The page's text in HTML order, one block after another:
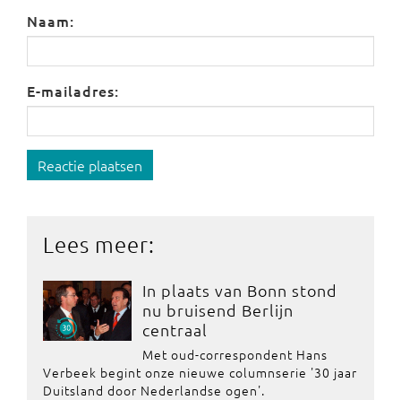
Naam:
E-mailadres:
Reactie plaatsen
Lees meer:
In plaats van Bonn stond
nu bruisend Berlijn
centraal
Met oud-correspondent Hans
Verbeek begint onze nieuwe columnserie '30 jaar
Duitsland door Nederlandse ogen'.